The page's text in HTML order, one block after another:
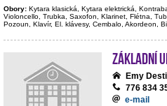
Obory: Kytara klasická, Kytara elektrická,
Violoncello, Trubka, Saxofon, Klarinet, Flétna,
Pozoun, Klavír, El. klávesy, Cembalo, Akordeon,
Základní
Emy
776 834
e-mail